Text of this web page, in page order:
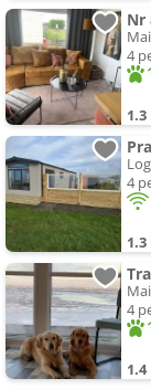
4
4
4